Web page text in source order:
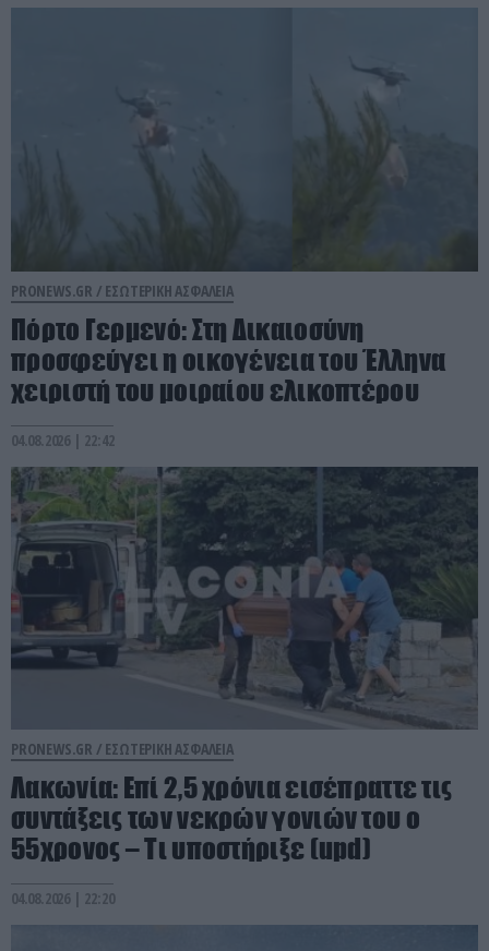
PRONEWS.GR / ΕΣΩΤΕΡΙΚΗ ΑΣΦΑΛΕΙΑ
Πόρτο Γερμενό: Στη Δικαιοσύνη
προσφεύγει η οικογένεια του Έλληνα
χειριστή του μοιραίου ελικοπτέρου
04.08.2026 | 22:42
PRONEWS.GR / ΕΣΩΤΕΡΙΚΗ ΑΣΦΑΛΕΙΑ
Λακωνία: Επί 2,5 χρόνια εισέπραττε τις
συντάξεις των νεκρών γονιών του ο
55χρονος – Τι υποστήριξε (upd)
04.08.2026 | 22:20